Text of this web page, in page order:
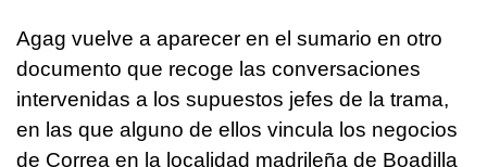
Agag vuelve a aparecer en el sumario en otro
documento que recoge las conversaciones
intervenidas a los supuestos jefes de la trama,
en las que alguno de ellos vincula los negocios
de Correa en la localidad madrileña de Boadilla